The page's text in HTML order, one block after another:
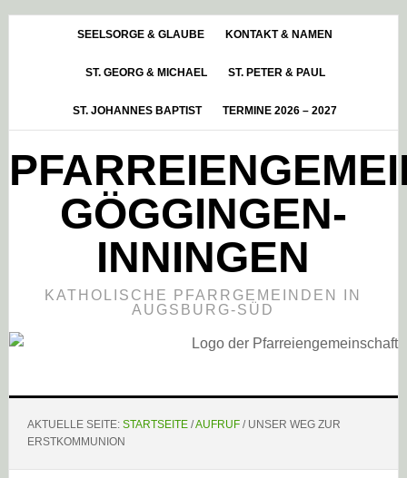
HauptsidebarSEELSORGE & GLAUBE KONTAKT & NAMEN
ST. GEORG & MICHAEL ST. PETER & PAUL
ST. JOHANNES BAPTIST TERMINE 2026 – 2027
GÖGGINGEN-
INNINGEN
KATHOLISCHE PFARRGEMEINDEN IN
AUGSBURG-SÜD
AKTUELLE SEITE: STARTSEITE /AUFRUF /UNSER WEG ZUR
ERSTKOMMUNION